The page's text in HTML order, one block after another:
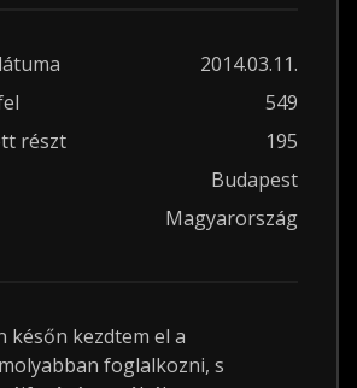
2014.03.11.
549
részt
195
Budapest
Magyarország
későn kezdtem el a
foglalkozni, s